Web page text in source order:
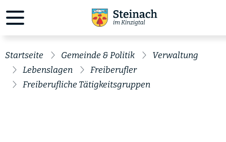
Startseite Gemeinde & Politik
Verwaltung
Lebenslagen
Freiberufler
Freiberufliche Tätigkeitsgruppen